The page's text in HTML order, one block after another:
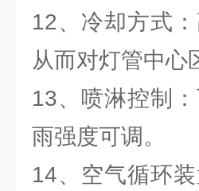
12、冷却方式
从而对灯管中心
13、喷淋控制
雨强度可调。
14、空气循环